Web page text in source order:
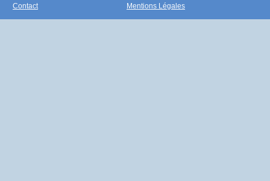
Contact
Mentions Légales